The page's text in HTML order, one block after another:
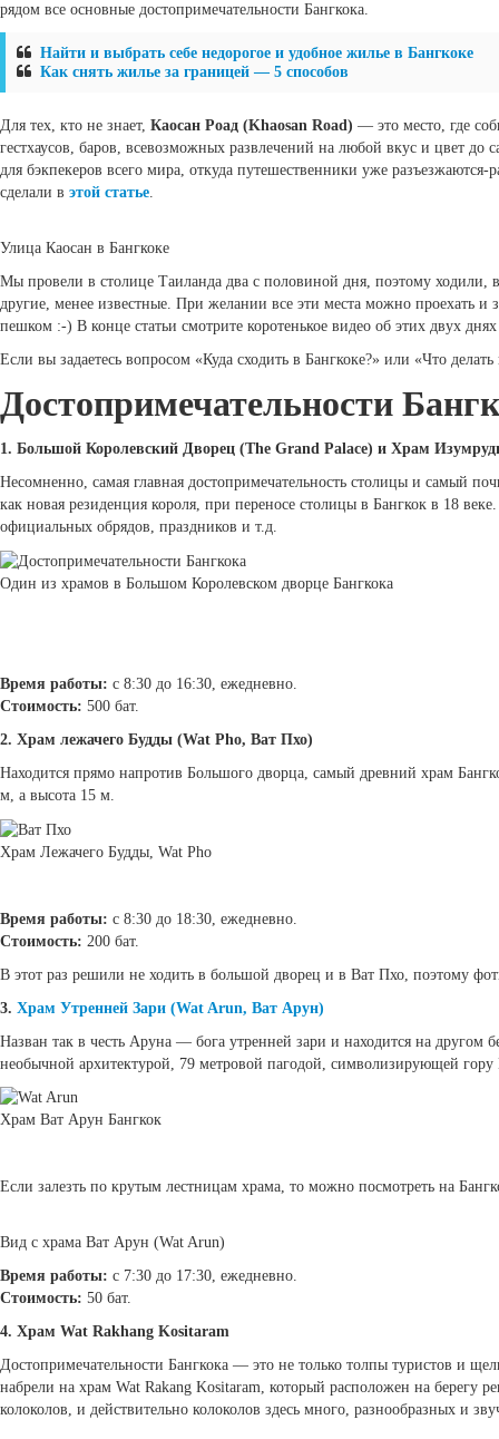
рядом все основные достопримечательности Бангкока.
Найти и выбрать себе недорогое и удобное жилье в Бангкоке
Как снять жилье за границей — 5 способов
Для тех, кто не знает, Каосан Роад (Khaosan Road) — это место, где
гестхаусов, баров, всевозможных развлечений на любой вкус и цвет до
для бэкпекеров всего мира, откуда путешественники уже
сделали в этой статье.
Улица Каосан в Бангкоке
Мы провели в столице Таиланда два с половиной дня, поэтому
другие, менее известные. При желании все эти места можно проехать
пешком :-) В конце статьи смотрите коротенькое видео об этих двух
Если вы задаетесь вопросом «Куда сходить в Бангкоке?» или «Что
Достопримечательности
1. Большой Королевский Дворец (The Grand Palace) и Храм
Несомненно, самая главная достопримечательность столицы и самый
как новая резиденция короля, при переносе столицы в Бангкок в 18
официальных обрядов, праздников и т.д.
Один из храмов в Большом Королевском дворце Бангкока
Время работы: с 8:30 до 16:30, ежедневно.
Стоимость: 500 бат.
2. Храм лежачего Будды (Wat Pho, Ват Пхо)
Находится прямо напротив Большого дворца, самый древний храм
м, а высота 15 м.
Храм Лежачего Будды, Wat Pho
Время работы: с 8:30 до 18:30, ежедневно.
Стоимость: 200 бат.
В этот раз решили не ходить в большой дворец и в Ват Пхо, поэтому
3. Храм Утренней Зари (Wat Arun, Ват Арун)
Назван так в честь Аруна — бога утренней зари и находится на другом
необычной архитектурой, 79 метровой пагодой, символизирующей
Храм Ват Арун Бангкок
Если залезть по крутым лестницам храма, то можно посмотреть на
Вид с храма Ват Арун (Wat Arun)
Время работы: с 7:30 до 17:30, ежедневно.
Стоимость: 50 бат.
4. Храм Wat Rakhang Kositaram
Достопримечательности Бангкока — это не только толпы туристов и
набрели на храм Wat Rakang Kositaram, который расположен на
колоколов, и действительно колоколов здесь много, разнообразных и